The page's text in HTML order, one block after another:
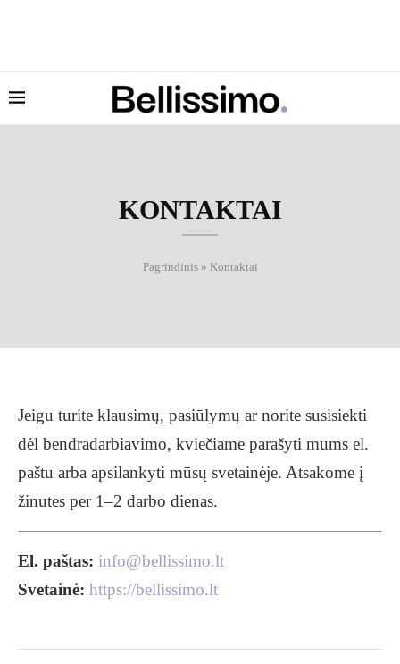
KONTAKTAI
Pagrindinis» Kontaktai
Jeigu turite klausimų, pasiūlymų ar norite susisiekti
dėl bendradarbiavimo, kviečiame parašyti mums el.
paštu arba apsilankyti mūsų svetainėje. Atsakome į
žinutes per 1–2 darbo dienas.
El. paštas: info@bellissimo.lt
Svetainė: https://bellissimo.lt